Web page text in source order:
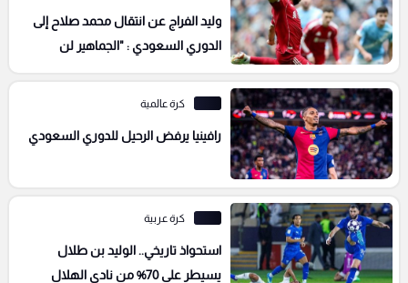
وليد الفراج عن انتقال محمد صلاح إلى
الدوري السعودي : "الجماهير لن
كرة عالمية
رافينيا يرفض الرحيل للدوري السعودي
كرة عربية
استحواذ تاريخي.. الوليد بن طلال
يسيطر على 70% من نادي الهلال